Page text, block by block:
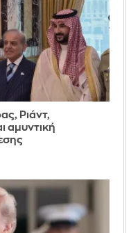
Ριάντ,
αμυντική